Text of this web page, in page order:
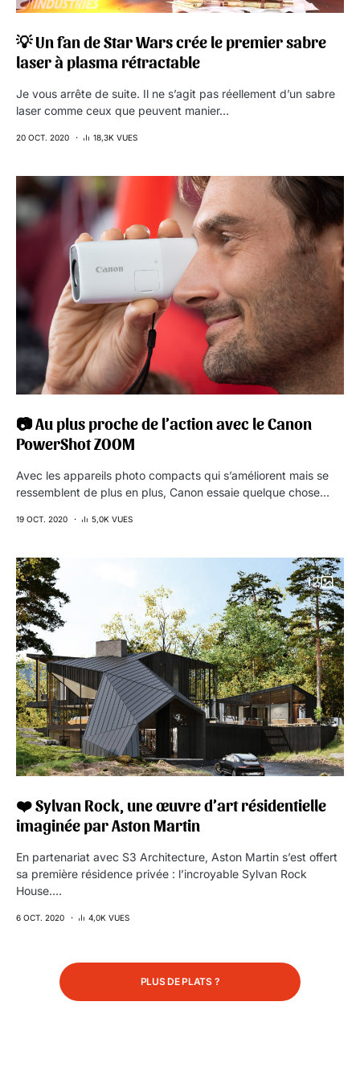
💡 Un fan de Star Wars crée le premier sabre
laser à plasma rétractable
Je vous arrête de suite. Il ne s’agit pas réellement d’un sabre
laser comme ceux que peuvent manier…
20 OCT. 2020 18,3K VUES
📷 Au plus proche de l’action avec le Canon
PowerShot ZOOM
Avec les appareils photo compacts qui s’améliorent mais se
ressemblent de plus en plus, Canon essaie quelque chose…
19 OCT. 2020 5,0K VUES
12
❤️ Sylvan Rock, une œuvre d’art résidentielle
imaginée par Aston Martin
En partenariat avec S3 Architecture, Aston Martin s’est offert
sa première résidence privée : l’incroyable Sylvan Rock
House.…
6 OCT. 2020 4,0K VUES
PLUS DE PLATS ?